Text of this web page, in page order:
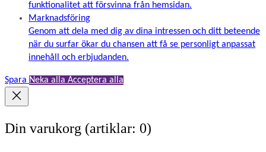
funktionalitet att försvinna från hemsidan.
Marknadsföring
Genom att dela med dig av dina intressen och ditt beteende
när du surfar ökar du chansen att få se personligt anpassat
innehåll och erbjudanden.
Spara Neka alla Acceptera alla
Din varukorg (artiklar: 0)